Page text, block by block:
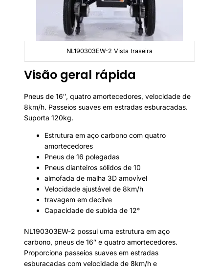
NL190303EW-2 Vista traseira
Visão geral rápida
Pneus de 16″, quatro amortecedores, velocidade de
8km/h. Passeios suaves em estradas esburacadas.
Suporta 120kg.
Estrutura em aço carbono com quatro
amortecedores
Pneus de 16 polegadas
Pneus dianteiros sólidos de 10
almofada de malha 3D amovível
Velocidade ajustável de 8km/h
travagem em declive
Capacidade de subida de 12°
NL190303EW-2 possui uma estrutura em aço
carbono, pneus de 16″ e quatro amortecedores.
Proporciona passeios suaves em estradas
esburacadas com velocidade de 8km/h e